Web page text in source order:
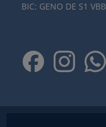
BIC: GENO DE S1 VBB